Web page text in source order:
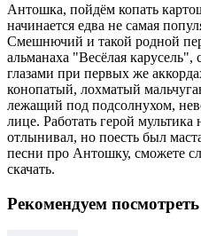
Антошка, пойдём копать
начинается едва не самая
Смешнючий и такой родной
альманаха "Весёлая карусель",
глазами при первых же
конопатый, лохматый
лежащий под подсолнухом,
лице. Работать герой
отлынивал, но поесть был
песни про Антошку, сможете
скачать.
Рекомендуем посмотреть